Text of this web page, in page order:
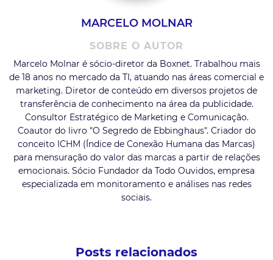
MARCELO MOLNAR
SOBRE O AUTOR
Marcelo Molnar é sócio-diretor da Boxnet. Trabalhou mais
de 18 anos no mercado da TI, atuando nas áreas comercial e
marketing. Diretor de conteúdo em diversos projetos de
transferência de conhecimento na área da publicidade.
Consultor Estratégico de Marketing e Comunicação.
Coautor do livro "O Segredo de Ebbinghaus". Criador do
conceito ICHM (Índice de Conexão Humana das Marcas)
para mensuração do valor das marcas a partir de relações
emocionais. Sócio Fundador da Todo Ouvidos, empresa
especializada em monitoramento e análises nas redes
sociais.
Posts relacionados